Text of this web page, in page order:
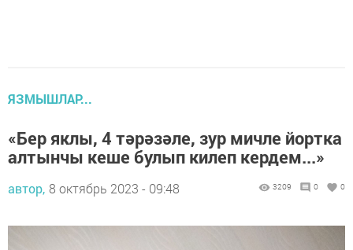
ЯЗМЫШЛАР...
«Бер яклы, 4 тәрәзәле, зур мичле йортка
алтынчы кеше булып килеп кердем...»
автор, 8 октябрь 2023 - 09:48 3209 0 0